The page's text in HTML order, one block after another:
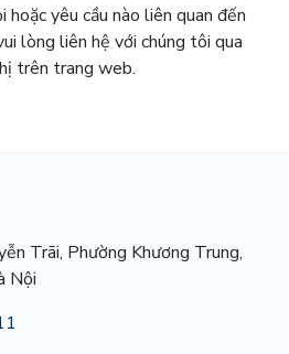
hoặc yêu cầu nào liên quan đến
lòng liên hệ với chúng tôi qua
trên trang web.
Trãi, Phường Khương Trung,
Nội